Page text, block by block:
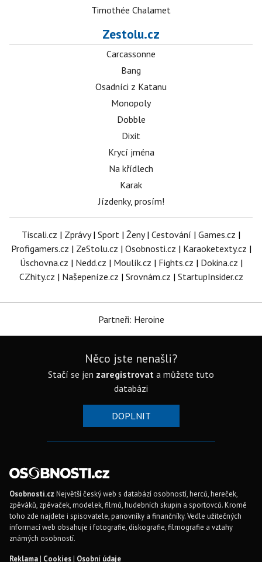
Timothée Chalamet
Zestolu.cz
Carcassonne
Bang
Osadníci z Katanu
Monopoly
Dobble
Dixit
Krycí jména
Na křídlech
Karak
Jízdenky, prosím!
Tiscali.cz | Zprávy| Sport | Ženy| Cestování | Games.cz |
Profigamers.cz | ZeStolu.cz | Osobnosti.cz | Karaoketexty.cz |
Úschovna.cz | Nedd.cz | Moulík.cz | Fights.cz | Dokina.cz |
CZhity.cz | Našepeníze.cz | Srovnám.cz | StartupInsider.cz
Partneři: Heroine
Něco jste nenašli?
Stačí se jen zaregistrovat a můžete tuto
databázi
DOPLNIT
Osobnosti.cz Největší český web s databází osobností, herců, hereček,
zpěváků, zpěvaček, modelek, filmů, hudebních skupin a sportovců. Kromě
toho zde najdete i spisovatele, panovníky a finančníky. Vedle užitečných
informací web obsahuje i fotografie, diskografie, filmografie a vztahy
známých osobností.
Reklama| Cookies| Osobní údaje